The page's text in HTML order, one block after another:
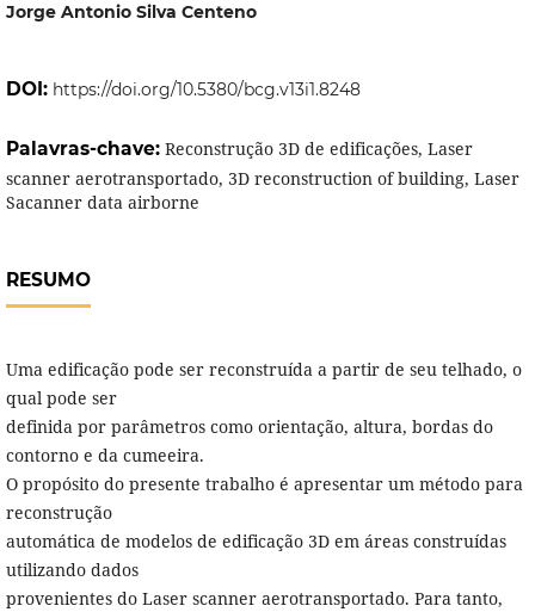
Jorge Antonio Silva Centeno
DOI: https://doi.org/10.5380/bcg.v13i1.8248
Palavras-chave: Reconstrução 3D de edificações, Laser
scanner aerotransportado, 3D reconstruction of building, Laser
Sacanner data airborne
RESUMO
Uma edificação pode ser reconstruída a partir de seu telhado, o
qual pode ser
definida por parâmetros como orientação, altura, bordas do
contorno e da cumeeira.
O propósito do presente trabalho é apresentar um método para
reconstrução
automática de modelos de edificação 3D em áreas construídas
utilizando dados
provenientes do Laser scanner aerotransportado. Para tanto,